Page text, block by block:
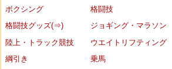
ボクシング
格闘技
格闘技グッズ(⇒)
ジョギング・マラソン
陸上・トラック競技
ウエイトリフティング
綱引き
乗馬